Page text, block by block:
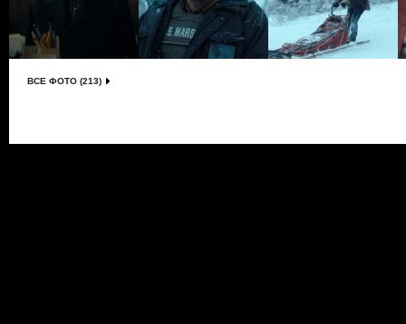
ВСЕ ФОТО (213)